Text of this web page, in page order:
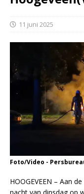
11 juni 2025
Foto/Video -
HOOGEVEEN – Aan